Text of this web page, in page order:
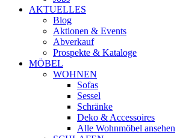
AKTUELLES
Blog
Aktionen & Events
Abverkauf
Prospekte & Kataloge
MÖBEL
WOHNEN
Sofas
Sessel
Schränke
Deko & Accessoires
Alle Wohnmöbel ansehen